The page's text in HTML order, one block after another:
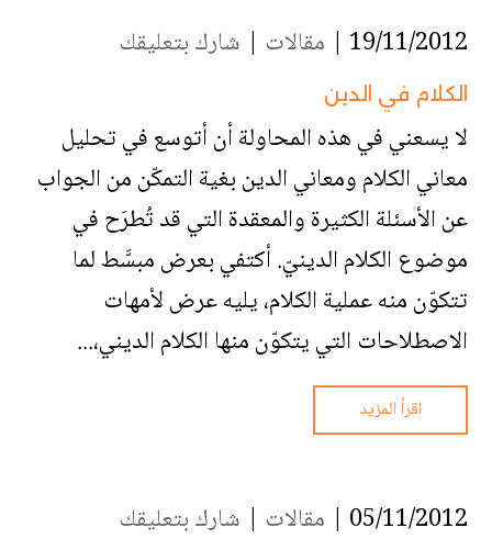
19/11/2012 | مقالات | شارك بتعليقك
الكلام في الدين
لا يسعني في هذه المحاولة أن أتوسع في تحليل
معاني الكلام ومعاني الدين بغية التمكّن من الجواب
عن الأسئلة الكثيرة والمعقدة التي قد تُطرَح في
موضوع الكلام الدينيّ. أكتفي بعرض مبسَّط لما
تتكوّن منه عملية الكلام، يليه عرض لأمهات
الاصطلاحات التي يتكوّن منها الكلام الديني،...
اقرأ المزيد
05/11/2012 | مقالات | شارك بتعليقك